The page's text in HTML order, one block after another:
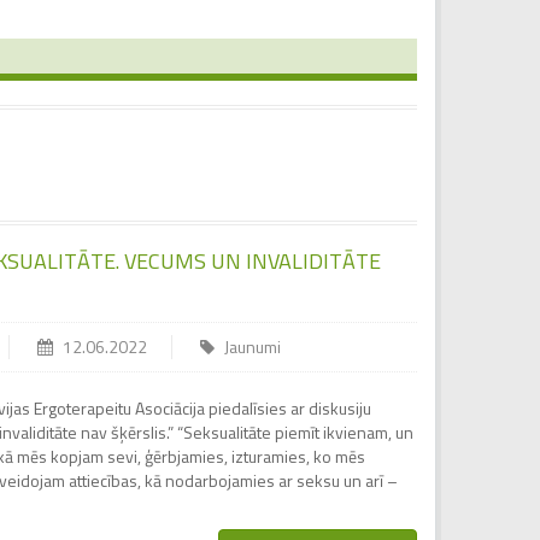
VECUMS UN INVALIDITĀTE
12.06.2022 Jaunumi
Ergoterapeitu Asociācija piedalīsies ar diskusiju
nav šķērslis.” “Seksualitāte piemīt ikvienam, un
mēs kopjam sevi, ģērbjamies, izturamies, ko mēs
attiecības, kā nodarbojamies ar seksu un arī –